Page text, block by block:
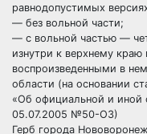
равнодопустимых
— без вольной части;
— с вольной частью —
изнутри к верхнему
воспроизведенными в
области (на основании
«Об официальной и иной
05.07.2005 №50-ОЗ)
Герб города